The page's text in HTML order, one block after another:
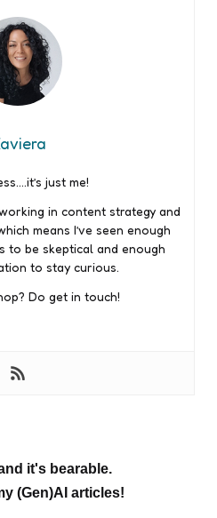
just me!
in content strategy and
means I’ve seen enough
to be skeptical and enough
to stay curious.
Do get in touch!
it's bearable.
(Gen)AI articles!